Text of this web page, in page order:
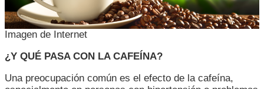
Imagen de Internet
¿Y QUÉ PASA CON LA CAFEÍNA?
Una preocupación común es el efecto de la cafeína,